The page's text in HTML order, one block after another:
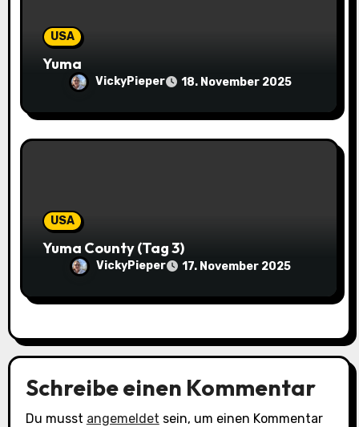
USA
Yuma
VickyPieper 18. November 2025
USA
Yuma County (Tag 3)
VickyPieper 17. November 2025
Schreibe einen Kommentar
Du musst angemeldet sein, um einen Kommentar